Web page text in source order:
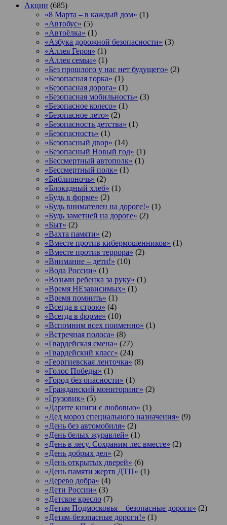
Акции (685)
«8 Марта – в каждый дом» (1)
«Автобус» (5)
«Автоёлка» (1)
«Азбука дорожной безопасности» (3)
«Аллея Героя» (1)
«Аллея семьи» (1)
«Без прошлого у нас нет будущего» (2)
«Безопасная горка» (1)
«Безопасная дорога» (1)
«Безопасная мобильность» (3)
«Безопасное колесо» (1)
«Безопасное лето» (2)
«Безопасность детства» (1)
«Безопасность» (1)
«Безопасный двор» (14)
«Безопасный Новый год» (1)
«Бессмертный автополк» (1)
«Бессмертный полк» (1)
«Библионочь» (2)
«Блокадный хлеб» (1)
«Будь в форме» (2)
«Будь внимателен на дороге!» (1)
«Будь заметней на дороге» (2)
«Быт» (2)
«Вахта памяти» (2)
«Вместе против кибермошенников» (1)
«Вместе против террора» (2)
«Внимание – дети!» (10)
«Вода России» (1)
«Возьми ребенка за руку» (1)
«Время НЕзависимых» (1)
«Время помнить» (1)
«Всегда в строю» (4)
«Всегда в форме» (10)
«Вспомним всех поименно» (1)
«Встречная полоса» (8)
«Гвардейская смена» (27)
«Гвардейский класс» (24)
«Георгиевская ленточка» (8)
«Голос Победы» (1)
«Город без опасности» (1)
«Гражданский мониторинг» (2)
«Грузовик» (5)
«Дарите книги с любовью» (1)
«Дед мороз специального назначения» (9)
«День без автомобиля» (2)
«День белых журавлей» (1)
«День в лесу. Сохраним лес вместе» (2)
«День добрых дел» (2)
«День открытых дверей» (6)
«День памяти жертв ДТП» (1)
«Дерево добра» (4)
«Дети России» (3)
«Детское кресло (7)
«Детям Подмосковья – безопасные дороги» (2)
«Детям-безопасные дороги!» (1)